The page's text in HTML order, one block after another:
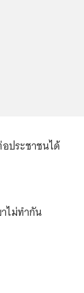
ประชาชนได้
ไม่ทำกัน